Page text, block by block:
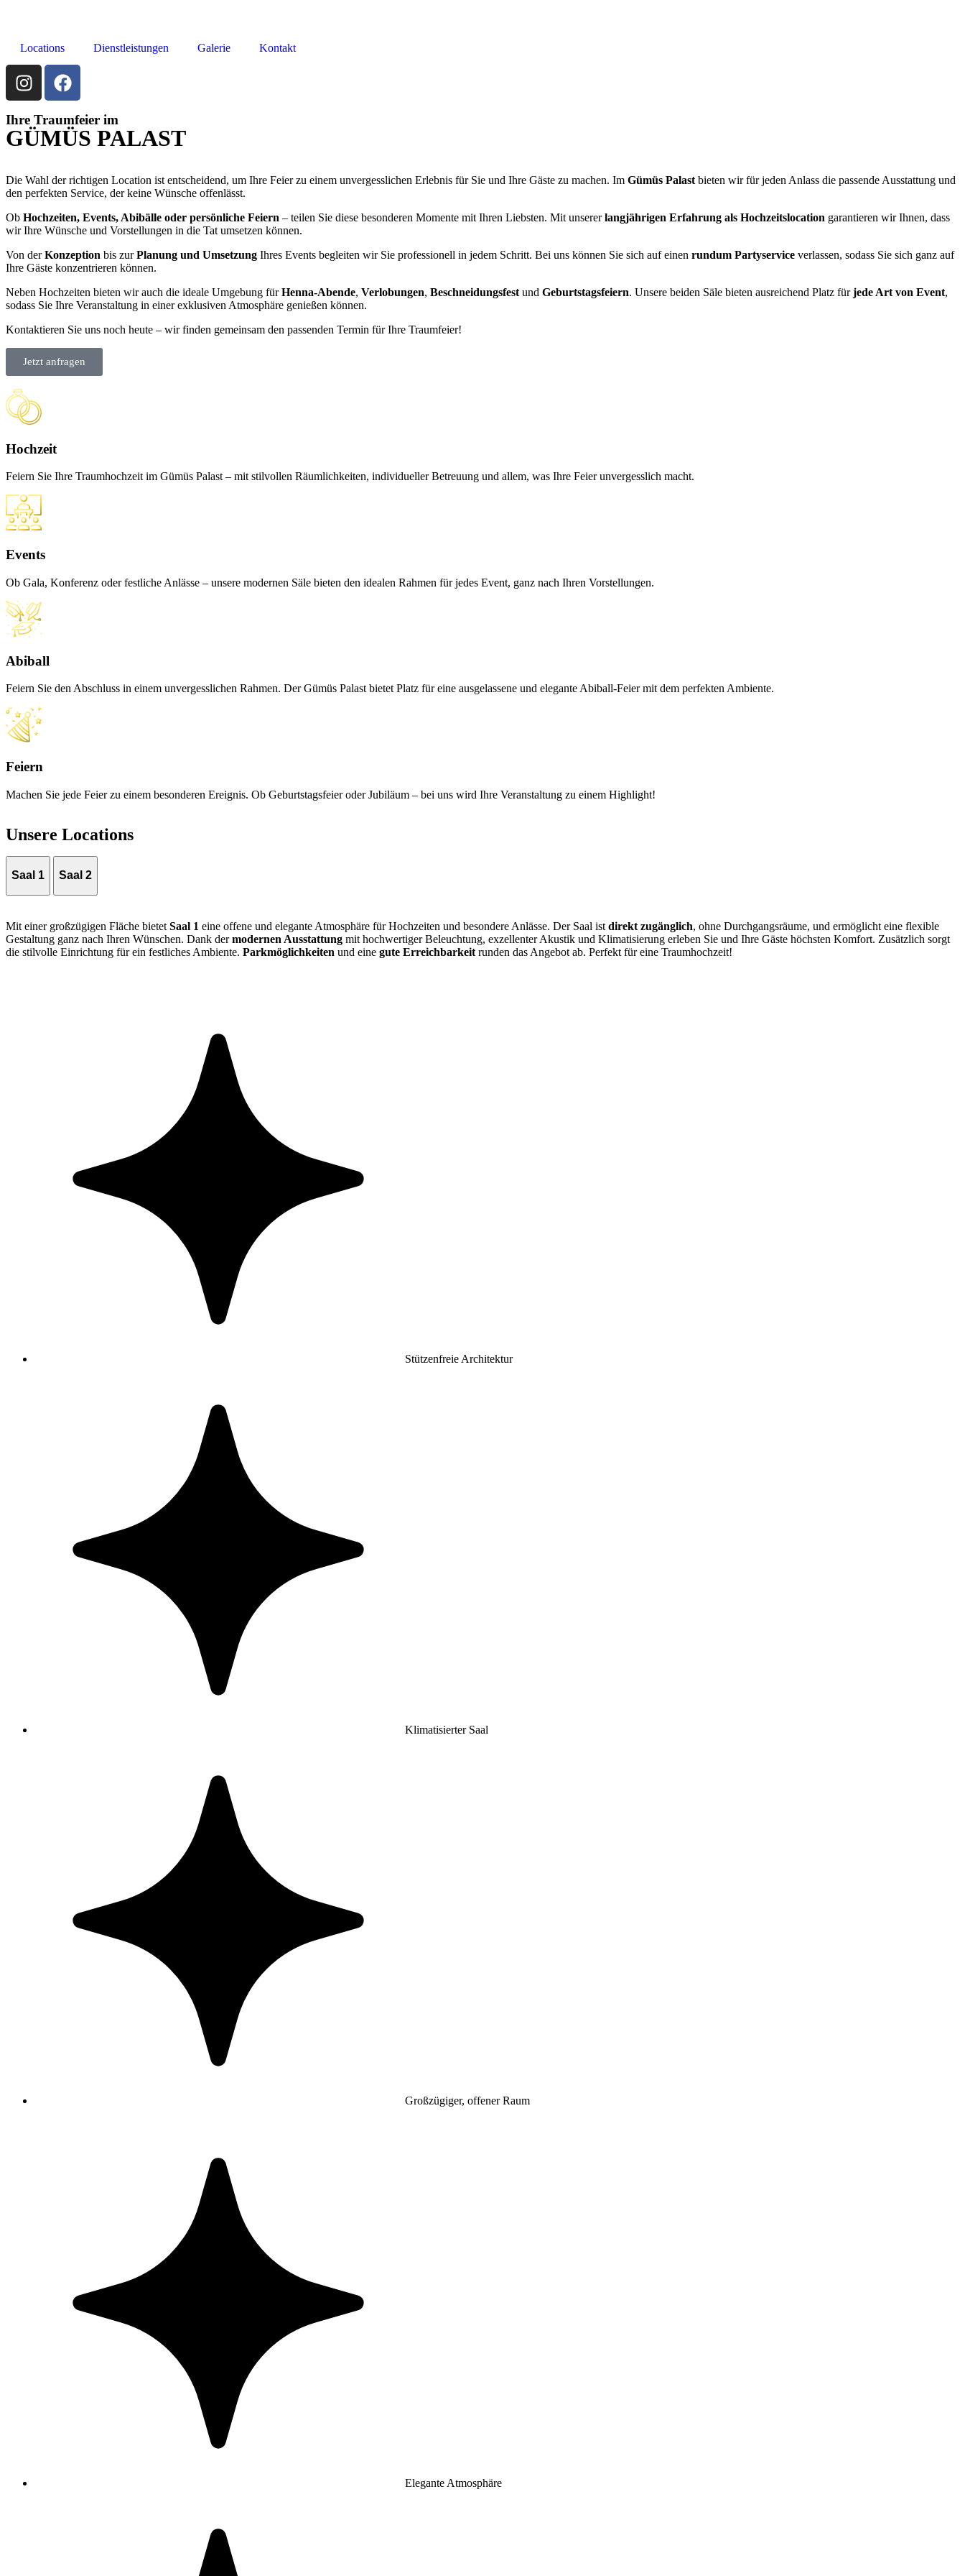
Locations Dienstleistungen Galerie Kontakt
Ihre Traumfeier im
GÜMÜS PALAST
Die Wahl der richtigen Location ist entscheidend, um Ihre Feier zu einem unvergesslichen Erlebnis für Sie und Ihre Gäste zu machen. Im Gümüs Palast bieten wir für jeden Anlass die passende Ausstattung und
den perfekten Service, der keine Wünsche offenlässt.
Ob Hochzeiten, Events, Abibälle oder persönliche Feiern – teilen Sie diese besonderen Momente mit Ihren Liebsten. Mit unsererlangjährigen Erfahrung als Hochzeitslocation garantieren wir Ihnen, dass
wir Ihre Wünsche und Vorstellungen in die Tat umsetzen können.
Von derKonzeption bis zurPlanung und Umsetzung Ihres Events begleiten wir Sie professionell in jedem Schritt. Bei uns können Sie sich auf einen rundum Partyservice verlassen, sodass Sie sich ganz auf
Ihre Gäste konzentrieren können.
Neben Hochzeiten bieten wir auch die ideale Umgebung fürHenna-Abende, Verlobungen, Beschneidungsfest und Geburtstagsfeiern. Unsere beiden Säle bieten ausreichend Platz fürjede Art von Event,
sodass Sie Ihre Veranstaltung in einer exklusiven Atmosphäre genießen können.
Kontaktieren Sie uns noch heute – wir finden gemeinsam den passenden Termin für Ihre Traumfeier!
Jetzt anfragen
Hochzeit
Feiern Sie Ihre Traumhochzeit im Gümüs Palast – mit stilvollen Räumlichkeiten, individueller Betreuung und allem, was Ihre Feier unvergesslich macht.
Events
Ob Gala, Konferenz oder festliche Anlässe – unsere modernen Säle bieten den idealen Rahmen für jedes Event, ganz nach Ihren Vorstellungen.
Abiball
Feiern Sie den Abschluss in einem unvergesslichen Rahmen. Der Gümüs Palast bietet Platz für eine ausgelassene und elegante Abiball-Feier mit dem perfekten Ambiente.
Feiern
Machen Sie jede Feier zu einem besonderen Ereignis. Ob Geburtstagsfeier oder Jubiläum – bei uns wird Ihre Veranstaltung zu einem Highlight!
Unsere Locations
Saal 1 Saal 2
Mit einer großzügigen Fläche bietet Saal 1 eine offene und elegante Atmosphäre für Hochzeiten und besondere Anlässe. Der Saal ist direkt zugänglich, ohne Durchgangsräume, und ermöglicht eine flexible
Gestaltung ganz nach Ihren Wünschen. Dank dermodernen Ausstattung mit hochwertiger Beleuchtung, exzellenter Akustik und Klimatisierung erleben Sie und Ihre Gäste höchsten Komfort. Zusätzlich sorgt
die stilvolle Einrichtung für ein festliches Ambiente. Parkmöglichkeiten und eine gute Erreichbarkeit runden das Angebot ab. Perfekt für eine Traumhochzeit!
Stützenfreie Architektur
Klimatisierter Saal
Großzügiger, offener Raum
Elegante Atmosphäre